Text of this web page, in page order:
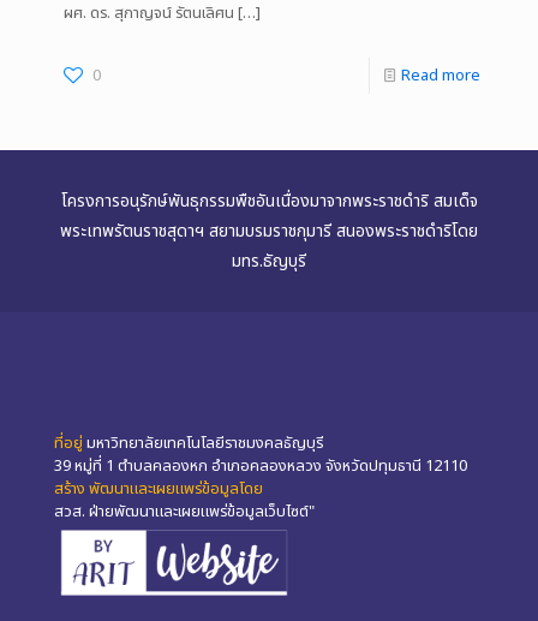
ผศ. ดร. สุกาญจน์ รัตนเลิศน […]
0 Read more
โครงการอนุรักษ์พันธุกรรมพืชอันเนื่องมาจากพระราชดำริ สมเด็จ
พระเทพรัตนราชสุดาฯ สยามบรมราชกุมารี สนองพระราชดำริโดย
มทร.ธัญบุรี
ที่อยู่ มหาวิทยาลัยเทคโนโลยีราชมงคลธัญบุรี
39 หมู่ที่ 1 ตำบลคลองหก อำเภอคลองหลวง จังหวัดปทุมธานี 12110
สร้าง พัฒนาและเผยแพร่ข้อมูลโดย
สวส. ฝ่ายพัฒนาและเผยแพร่ข้อมูลเว็บไซต์"